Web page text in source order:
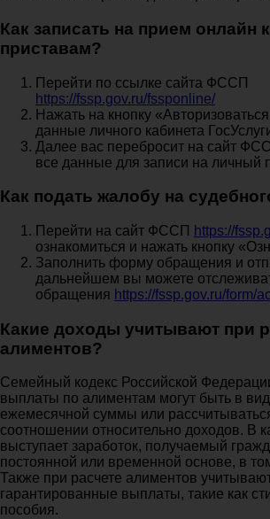
Как записать на прием онлайн
приставам?
Перейти по ссылке сайта ФССП
https://fssp.gov.ru/fssponline/
Нажать на кнопку
данные личного кабинета
Далее вас перебросит на сайт
все данные для записи на
Как подать жалобу на
Перейти на сайт ФССП https://
ознакомиться и нажать кнопку
Заполнить форму обращения и
дальнейшем вы можете
обращения https://fssp.gov.ru/form/
Какие доходы учитывают при
алиментов?
Семейный кодекс Российской
выплаты по алиментам могут быть в
ежемесячной суммы или
соотношении относительно доходов. В
выступает заработок, получаемый
постоянной или временной основе, в
Также при расчете алиментов
гарантированные выплаты, такие как
пособия.